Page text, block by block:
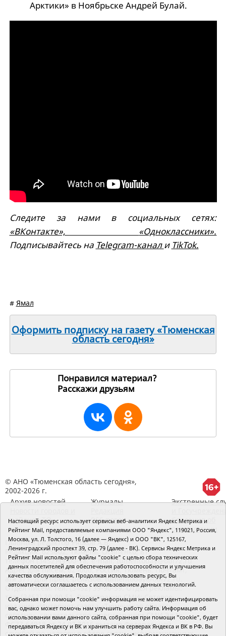
Арктики» в Ноябрьске Андрей Булай.
Следите за нами в социальных сетях:
«ВКонтакте», «Одноклассники».
Подписывайтесь на Telegram-канали TikTok.
# Ямал
Оформить подписку на газету «Тюменская
область сегодня»
Понравился материал?
Расскажи друзьям
© АНО «Тюменская область сегодня»,
2002-2026 г.
Архив новостей
районов ТО
Журналы
RSS поток
Экстренные
Сведения об
организации
Главный редактор Рябков А.В.
Редакция: 625002, Тюмень, Осипенко, 81,
телефон (3452)49-00-18, e-mail: tumentoday@obl72.ru
Адрес для писем: 625000, Россия, Тюмень, Почтамт,
а/я 371. Для пресс-релизов: tumentoday@obl72.ru.
Отдел писем: тел. (3452) 39-90-59. Отдел рекламы:
тел. (3452) 39-90-51. Регистрация СМИ: Сетевое
издание «Интернет-газета «Тюменская область
сегодня», свидетельство о регистрации СМИ Эл №
ФС77-64918 от 24.02.2016 выдано Федеральной
службой по надзору в сфере связи, информационных
Настоящий ресурс использует сервисы веб-аналитики Яндекс Метрика и
Рейтинг Mail, предоставляемые компаниями ООО "Яндекс", 119021, Россия,
Москва, ул. Л. Толстого, 16 (далее — Яндекс) и ООО "ВК", 125167,
Ленинградский проспект 39, стр. 79 (далее - ВК). Сервисы Яндекс Метрика и
Рейтинг Mail используют файлы "cookie" с целью сбора технических
данных посетителей для обеспечения работоспособности и улучшения
качества обслуживания. Продолжая использовать ресурс, Вы
автоматически соглашаетесь с использованием данных технологий.
Собранная при помощи "cookie" информация не может идентифицировать
вас, однако может помочь нам улучшить работу сайта. Информация об
использовании вами данного сайта, собранная при помощи "cookie", будет
передаваться Яндексу и ВК и храниться на серверах Яндекса и ВК в РФ. Вы